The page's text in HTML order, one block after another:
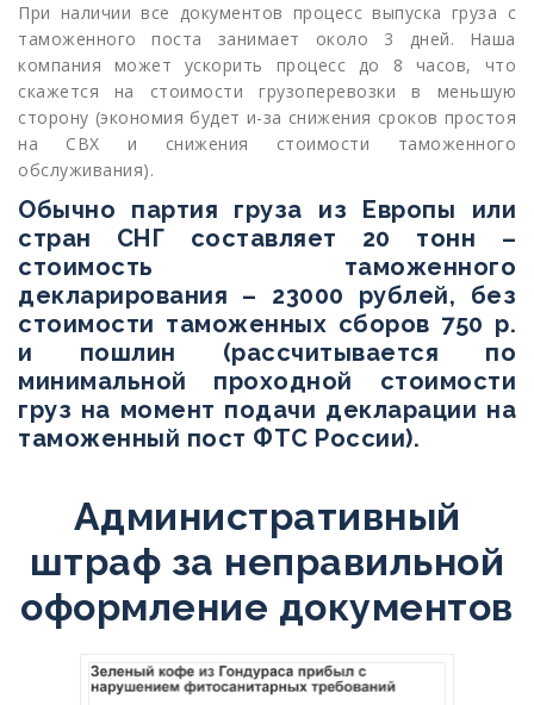
При наличии все документов процесс выпуска груза с
таможенного поста занимает около 3 дней. Наша
компания может ускорить процесс до 8 часов, что
скажется на стоимости грузоперевозки в меньшую
сторону (экономия будет и-за снижения сроков простоя
на СВХ и снижения стоимости таможенного
обслуживания).
Обычно партия груза из Европы или
стран СНГ составляет 20 тонн –
стоимость таможенного
декларирования – 23000 рублей, без
стоимости таможенных сборов 750 р.
и пошлин (рассчитывается по
минимальной проходной стоимости
груз на момент подачи декларации на
таможенный пост ФТС России).
Административный
штраф за неправильной
оформление документов